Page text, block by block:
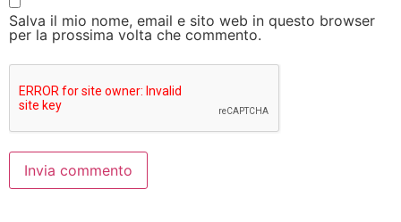
Salva il mio nome, email e sito web in questo browser
per la prossima volta che commento.